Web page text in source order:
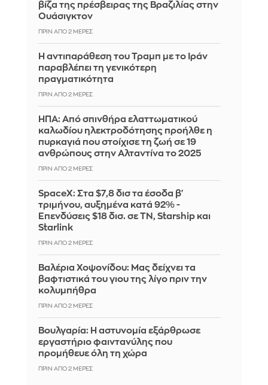
βίζα της πρέσβειρας της Βραζιλίας στην
Ουάσιγκτον
ΠΡΙΝ ΑΠΌ 2 ΜΈΡΕΣ
Η αντιπαράθεση του Τραμπ με το Ιράν
παραβλέπει τη γενικότερη
πραγματικότητα
ΠΡΙΝ ΑΠΌ 2 ΜΈΡΕΣ
ΗΠΑ: Από σπινθήρα ελαττωματικού
καλωδίου ηλεκτροδότησης προήλθε η
πυρκαγιά που στοίχισε τη ζωή σε 19
ανθρώπους στην Αλταντίνα το 2025
ΠΡΙΝ ΑΠΌ 2 ΜΈΡΕΣ
SpaceX: Στα $7,8 δισ τα έσοδα β'
τριμήνου, αυξημένα κατά 92% -
Επενδύσεις $18 δισ. σε ΤΝ, Starship και
Starlink
ΠΡΙΝ ΑΠΌ 2 ΜΈΡΕΣ
Βαλέρια Χοψονίδου: Μας δείχνει τα
βαφτιστικά του γιου της λίγο πριν την
κολυμπήθρα
ΠΡΙΝ ΑΠΌ 2 ΜΈΡΕΣ
Βουλγαρία: Η αστυνομία εξάρθρωσε
εργαστήριο φαιντανύλης που
προμήθευε όλη τη χώρα
ΠΡΙΝ ΑΠΌ 2 ΜΈΡΕΣ